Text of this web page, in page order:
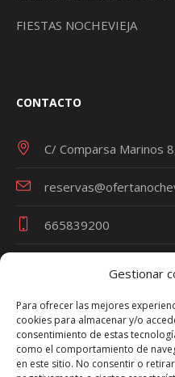
Gestionar
Para ofrecer las mejores
cookies para almacenar y/o
consentimiento de estas
como el comportamiento de
en este sitio. No consentir o
FIESTAS NOCHEVIEJA
CONTACTO
C/ Comparsa Marinos
665839200
Términos y Condiciones
Política de Privacidad
Política de Cookies